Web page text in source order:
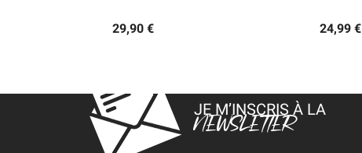
29,90 € 24,99 €
JE M’INSCRIS À LA
NEWSLETTER